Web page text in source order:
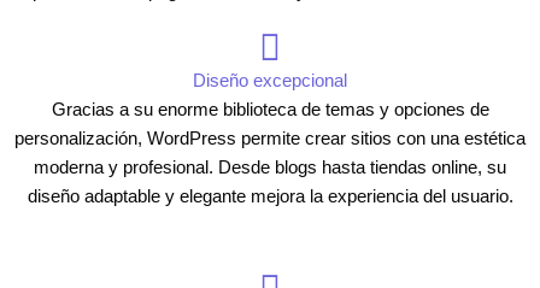
Diseño excepcional
Gracias a su enorme biblioteca de temas y opciones de
personalización, WordPress permite crear sitios con una estética
moderna y profesional. Desde blogs hasta tiendas online, su
diseño adaptable y elegante mejora la experiencia del usuario.